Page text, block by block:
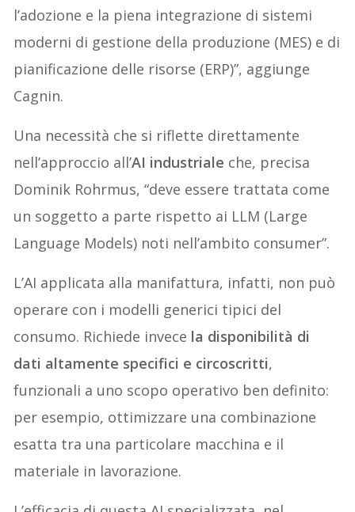
l’adozione e la piena integrazione di sistemi
moderni di gestione della produzione (MES) e di
pianificazione delle risorse (ERP)”, aggiunge
Cagnin.
Una necessità che si riflette direttamente
nell’approccio all’AI industriale che, precisa
Dominik Rohrmus, “deve essere trattata come
un soggetto a parte rispetto ai LLM (Large
Language Models) noti nell’ambito consumer”.
L’AI applicata alla manifattura, infatti, non può
operare con i modelli generici tipici del
consumo. Richiede invece la disponibilità di
dati altamente specifici e circoscritti,
funzionali a uno scopo operativo ben definito:
per esempio, ottimizzare una combinazione
esatta tra una particolare macchina e il
materiale in lavorazione.